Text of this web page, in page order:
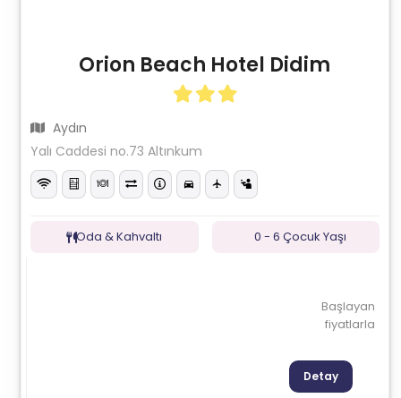
Orion Beach Hotel Didim
Aydın
Yalı Caddesi no.73 Altınkum
Oda & Kahvaltı 0 - 6 Çocuk Yaşı
Başlayan
fiyatlarla
Detay